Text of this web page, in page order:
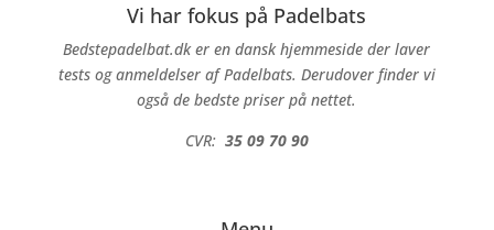
Vi har fokus på Padelbats
Bedstepadelbat.dk er en dansk hjemmeside der laver
tests og anmeldelser af Padelbats. Derudover finder vi
også de bedste priser på nettet.
CVR: 35 09 70 90